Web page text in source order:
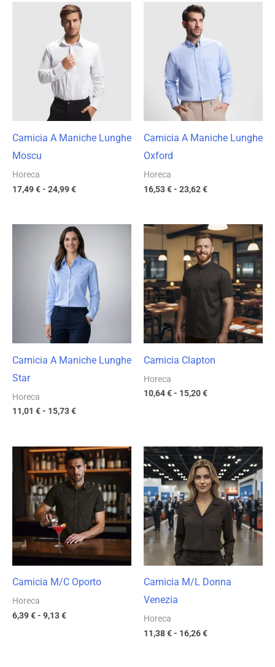
Camicia A Maniche Lunghe
Moscu
Horeca
17,49€- 24,99€
Fascia
di
prezzo:
da
17,49 €
a
24,99 €
Camicia A Maniche Lunghe
Oxford
Horeca
16,53€- 23,62€
da
16,53 €
23,62 €
Camicia A Maniche Lunghe
Star
Horeca
11,01 €- 15,73€
Fascia
di
prezzo:
da
11,01 €
a
15,73 €
Camicia Clapton
Horeca
10,64€- 15,20€
Fascia
di
prezzo:
da
10,64 €
15,20 €
Camicia M/C Oporto
Horeca
6,39€- 9,13€
Fascia
di
prezzo:
da
6,39 €
Camicia M/L Donna
Venezia
Horeca
11,38€- 16,26€
Fascia
di
prezzo:
da
11,38 €
a
16,26 €